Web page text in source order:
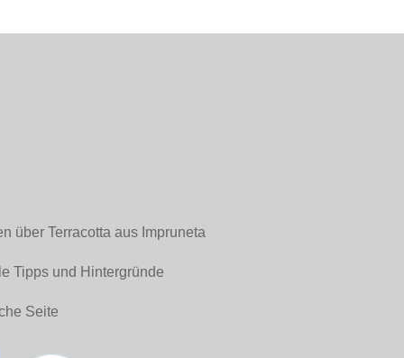
über Terracotta aus Impruneta
Tipps und Hintergründe
Seite